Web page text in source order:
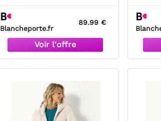
Blancheporte.fr
89.99 €